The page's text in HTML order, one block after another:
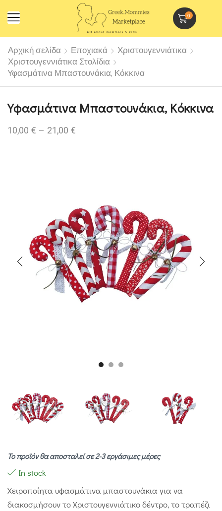
0
Αρχική σελίδα Εποχιακά
Χριστουγεννιάτικα
Χριστουγεννιάτικα Στολίδια
Υφασμάτινα Μπαστουνάκια, Κόκκινα
Υφασμάτινα Μπαστουνάκια, Κόκκινα
10,00 € – 21,00 €
Το προϊόν θα αποσταλεί σε 2-3 εργάσιμες μέρες
In stock
Χειροποίητα υφασμάτινα μπαστουνάκια για να
διακοσμήσουν το Χριστουγεννιάτικο δέντρο, το τραπέζι